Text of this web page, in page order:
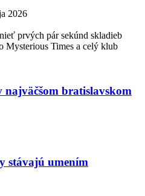
2026
prvých pár sekúnd skladieb
Mysterious Times a celý klub
najväčšom bratislavskom
stávajú umením